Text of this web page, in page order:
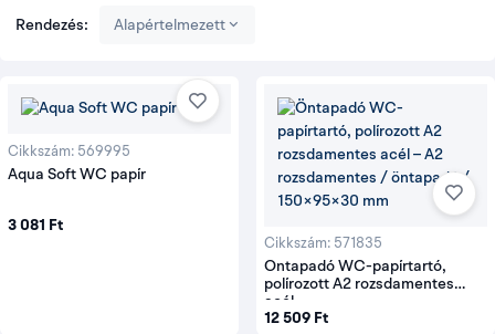
WC-rendszert külön kell vizsgálni.
előkészített felület szükséges. A csavarozható kefetartónál a fal
anyagát, vastagságát és a túloldalon futó vezetékeket is
Gyors választási ellenőrzőlista
Ragasztás előtt zsírtalanítsd és szárítsd meg a
Rendezés: Alapértelmezett
Cikkszám: 569995
Aqua Soft WC papír
3 081 Ft
Cikkszám: 571835
Öntapadó WC-papírtartó,
polírozott A2 rozsdamentes
acél
12 509 Ft